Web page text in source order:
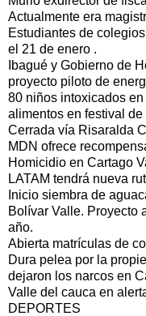
Actualmente era
Estudiantes de
el 21 de enero .
Ibagué y Gobierno de
proyecto piloto de
80 niños intoxicados
alimentos en festival
Cerrada vía Risaralda
MDN ofrece
Homicidio en Cartago
LATAM tendrá nueva
Inicio siembra de
Bolívar Valle. Proyecto
año.
Abierta matrículas de
Dura pelea por la
dejaron los narcos en
Valle del cauca en
DEPORTES